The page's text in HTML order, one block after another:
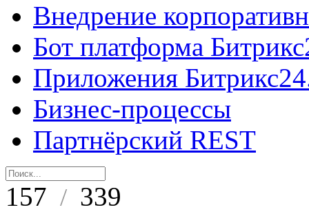
Внедрение
Бот платформа
Приложения
Бизнес-процессы
Партнёрский REST
157 / 339